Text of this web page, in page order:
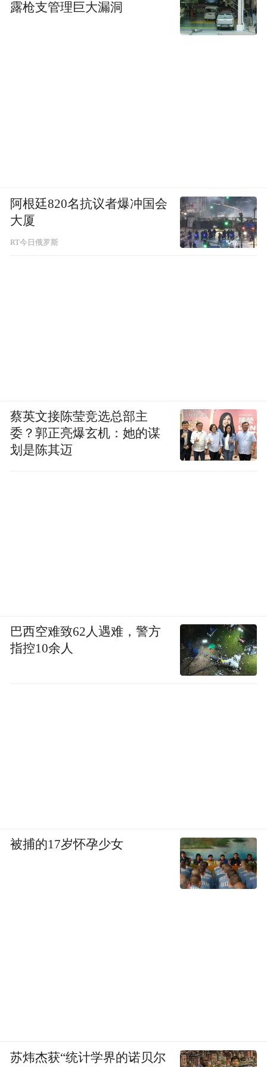
露枪支管理巨大漏洞
阿根廷820名抗议者爆冲国会
大厦
RT今日俄罗斯
蔡英文接陈莹竞选总部主
委？郭正亮爆玄机：她的谋
划是陈其迈
巴西空难致62人遇难，警方
指控10余人
被捕的17岁怀孕少女
苏炜杰获“统计学界的诺贝尔